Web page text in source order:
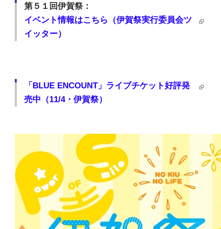
第５１回伊賀祭：
イベント情報はこちら（伊賀祭実行委員会ツ
イッター）
「BLUE ENCOUNT」ライブチケット好評発
売中（11/4・伊賀祭）